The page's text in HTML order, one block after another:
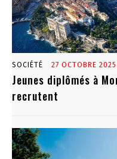
SOCIÉTÉ 27 OCTOBRE
Jeunes diplômés à
recrutent